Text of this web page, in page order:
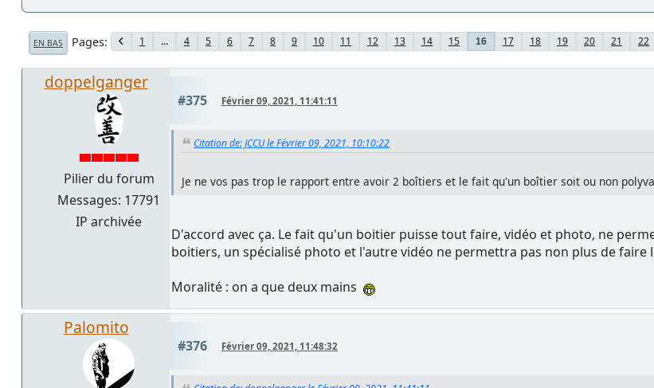
EN BAS Pages 1 ... 4 5 6 7 8 9 10 11 12 13 14 15 16 17 18 19 20 21 22
doppelganger
Pilier du forum
Messages: 17791
IP archivée
#375 Février 09, 2021, 11:41:11
Citation de: JCCU le Février 09, 2021, 10:10:22
Je ne vos pas trop le rapport entre avoir 2 boîtiers et le fait qu'un boîtier soit ou non
D'accord avec ça. Le fait qu'un boitier puisse tout faire, vidéo et photo, ne
boitiers, un spécialisé photo et l'autre vidéo ne permettra pas non plus de faire
Moralité : on a que deux mains
Palomito
#376 Février 09, 2021, 11:48:32